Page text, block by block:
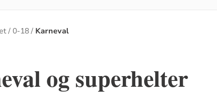
0-18 Karneval
og superhelter